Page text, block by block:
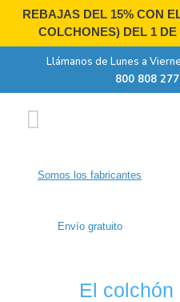
REBAJAS DEL 15% CON
COLCHONES) DEL 1
Llámanos de Lunes a
800 808 277
Somos los fabricantes
Envío gratuito
El colchón